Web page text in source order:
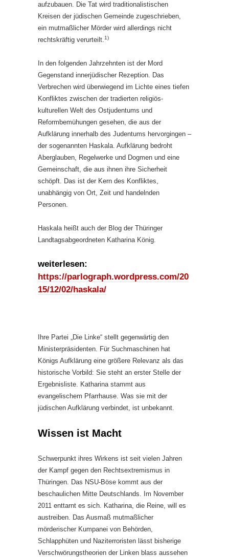
aufzubauen. Die Tat wird traditionalistischen
Kreisen der jüdischen Gemeinde zugeschrieben,
ein mutmaßlicher Mörder wird allerdings nicht
rechtskräftig verurteilt.1)
In den folgenden Jahrzehnten ist der Mord
Gegenstand innerjüdischer Rezeption. Das
Verbrechen wird überwiegend im Lichte eines tiefen
Konfliktes zwischen der tradierten religiös-
kulturellen Welt des Ostjudentums und
Reformbemühungen gesehen, die aus der
Aufklärung innerhalb des Judentums hervorgingen –
der sogenannten Haskala. Aufklärung bedroht
Aberglauben, Regelwerke und Dogmen und eine
Gemeinschaft, die aus ihnen ihre Sicherheit
schöpft. Das ist der Kern des Konfliktes,
unabhängig von Ort, Zeit und handelnden
Personen.
Haskala heißt auch der Blog der Thüringer
Landtagsabgeordneten Katharina König.
weiterlesen:
https://parlograph.wordpress.com/20
15/12/02/haskala/
Ihre Partei „Die Linke“ stellt gegenwärtig den
Ministerpräsidenten. Für Suchmaschinen hat
Königs Aufklärung eine größere Relevanz als das
historische Vorbild: Sie steht an erster Stelle der
Ergebnisliste. Katharina stammt aus
evangelischem Pfarrhause. Was sie mit der
jüdischen Aufklärung verbindet, ist unbekannt.
Wissen ist Macht
Schwerpunkt ihres Wirkens ist seit vielen Jahren
der Kampf gegen den Rechtsextremismus in
Thüringen. Das NSU-Böse kommt aus der
beschaulichen Mitte Deutschlands. Im November
2011 enttarnt es sich. Katharina, die Reine, will es
austreiben. Das Ausmaß mutmaßlicher
mörderischer Kumpanei von Behörden,
Schlapphüten und Naziterroristen lässt bisherige
Verschwörungstheorien der Linken blass aussehen